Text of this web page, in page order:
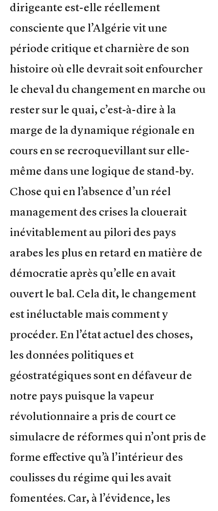
dirigeante est-elle réellement
consciente que l’Algérie vit une
période critique et charnière de son
histoire où elle devrait soit enfourcher
le cheval du changement en marche ou
rester sur le quai, c’est-à-dire à la
marge de la dynamique régionale en
cours en se recroquevillant sur elle-
même dans une logique de stand-by.
Chose qui en l’absence d’un réel
management des crises la clouerait
inévitablement au pilori des pays
arabes les plus en retard en matière de
démocratie après qu’elle en avait
ouvert le bal. Cela dit, le changement
est inéluctable mais comment y
procéder. En l’état actuel des choses,
les données politiques et
géostratégiques sont en défaveur de
notre pays puisque la vapeur
révolutionnaire a pris de court ce
simulacre de réformes qui n’ont pris de
forme effective qu’à l’intérieur des
coulisses du régime qui les avait
fomentées. Car, à l’évidence, les